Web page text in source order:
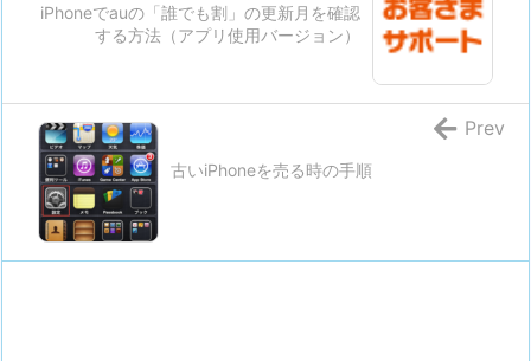
iPhoneでauの「誰でも割」の更新月を確認
する方法（アプリ使用バージョン）
古いiPhoneを売る時の手順
Prev